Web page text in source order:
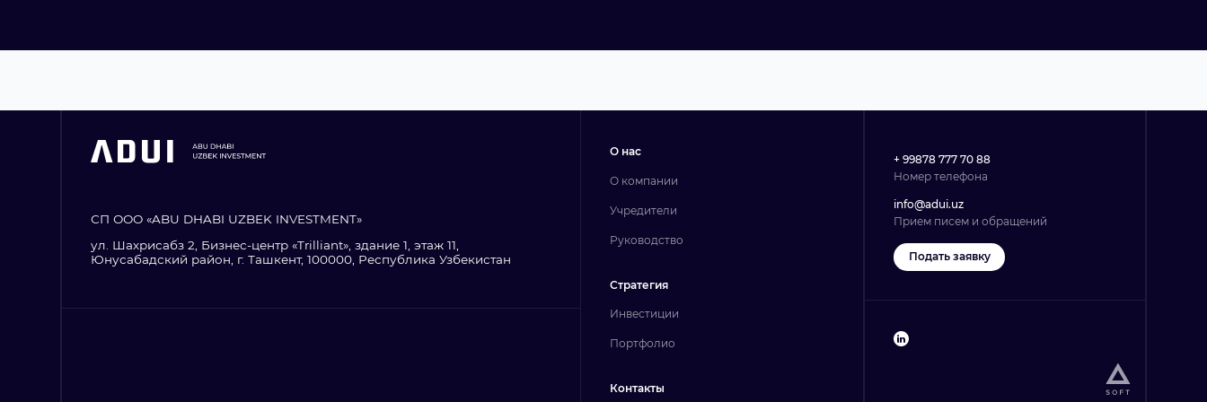
СП ООО «ABU DHABI UZBEK INVESTMENT»
ул. Шахрисабз 2, Бизнес-центр «Trilliant», здание 1, этаж 11,
Юнусабадский район, г. Ташкент, 100000, Республика Узбекистан
О нас
О компании
Учредители
Руководство
Стратегия
Инвестиции
Портфолио
Контакты
+ 99878 777 70 88
Номер телефона
info@adui.uz
Прием писем и обращений
Подать заявку